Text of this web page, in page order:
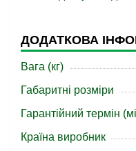
ДОДАТКОВА
Вага (кг)
Габаритні розміри
Гарантійний термін
Країна виробник